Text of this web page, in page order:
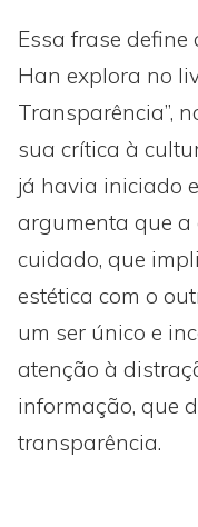
Essa frase define
Han explora no
Transparência”,
sua crítica à
já havia iniciado
argumenta que a
cuidado, que
estética com o
um ser único e
atenção à
informação, que
transparência.